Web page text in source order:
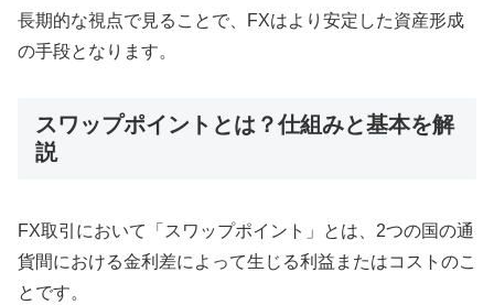
長期的な視点で見ることで、FXはより安定した資産形成
の手段となります。
スワップポイントとは？仕組みと基本を解
説
FX取引において「スワップポイント」とは、2つの国の通
貨間における金利差によって生じる利益またはコストのこ
とです。